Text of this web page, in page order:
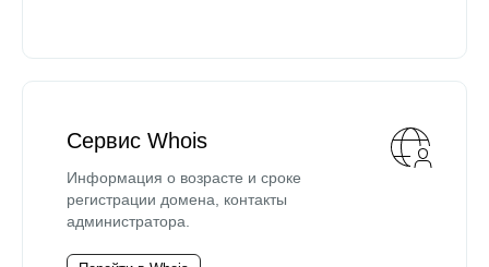
Сервис Whois
Информация о возрасте и сроке
регистрации домена, контакты
администратора.